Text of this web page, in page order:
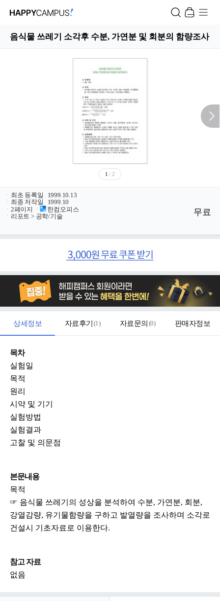
음식물 쓰레기 소각후 수분, 가연분 및 회분의 함량조사
1 / 2
ㆍ 최초 등록일
1999.10.13
ㆍ 최종 저작일
1999.10
ㆍ 2페이지 /
한컴오피스
ㆍ 리포트 > 공학/기술 무료
상세정보 자료후기 (1) 자료문의 (0) 판매자정보
목차
실험일
목적
원리
시약 및 기기
실험방법
실험결과
고찰 및 의문점
본문내용
목적
☞ 음식물 쓰레기의 성상을 분석하여 수분, 가연분, 회분,
강열감량, 유기물함량을 구하고 발열량을 조사하며 소각로
건설시 기초자료로 이용한다.
참고 자료
없음